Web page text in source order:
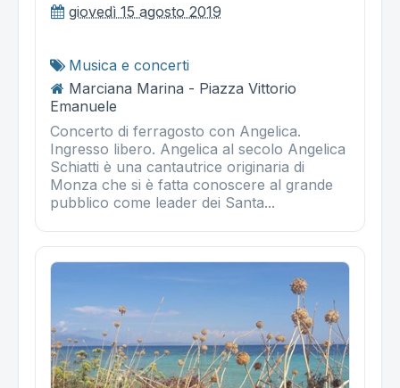
giovedì 15 agosto 2019
Musica e concerti
Marciana Marina - Piazza Vittorio
Emanuele
Concerto di ferragosto con Angelica.
Ingresso libero. Angelica al secolo Angelica
Schiatti è una cantautrice originaria di
Monza che si è fatta conoscere al grande
pubblico come leader dei Santa...